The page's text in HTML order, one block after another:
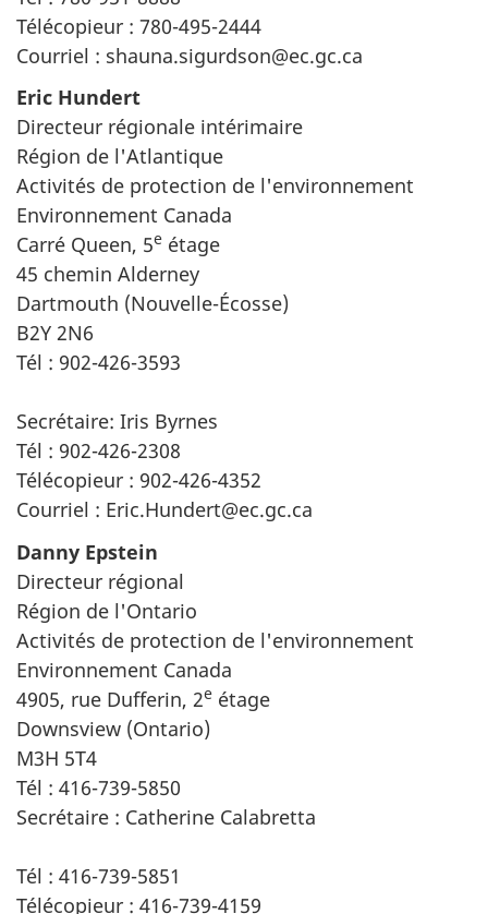
Télécopieur : 780-495-2444
Courriel : shauna.sigurdson@ec.gc.ca
Eric Hundert
Directeur régionale intérimaire
Région de l'Atlantique
Activités de protection de l'environnement
Environnement Canada
Carré Queen, 5e étage
45 chemin Alderney
Dartmouth (Nouvelle-Écosse)
B2Y 2N6
Tél : 902-426-3593
Secrétaire: Iris Byrnes
Tél : 902-426-2308
Télécopieur : 902-426-4352
Courriel : Eric.Hundert@ec.gc.ca
Danny Epstein
Directeur régional
Région de l'Ontario
Activités de protection de l'environnement
Environnement Canada
4905, rue Dufferin, 2e étage
Downsview (Ontario)
M3H 5T4
Tél : 416-739-5850
Secrétaire : Catherine Calabretta
Tél : 416-739-5851
Télécopieur : 416-739-4159